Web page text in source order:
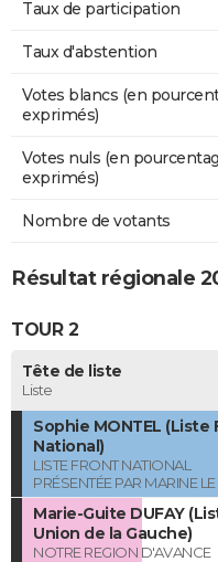
Taux de participation
Taux d'abstention
Votes blancs (en
exprimés)
Votes nuls (en
exprimés)
Nombre de votants
Résultat régionale
TOUR 2
Tête de liste
Liste
Sophie MONTEL (Liste
National)
LISTE FRONT NATIONAL
PRÉSENTÉE PAR MARINE
Marie-Guite DUFAY
Union de la Gauche)
NOTRE REGION D'AVANCE